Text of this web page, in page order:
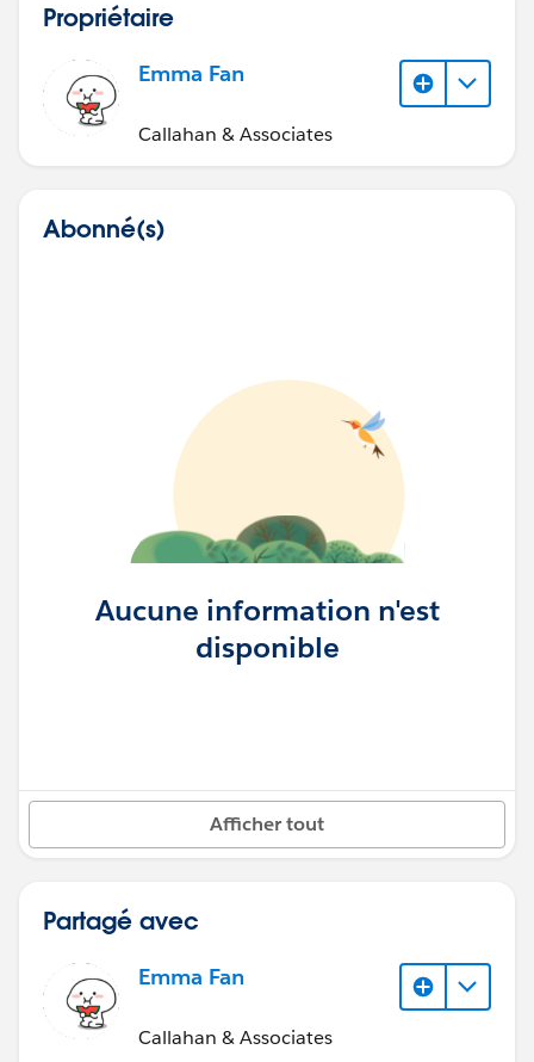
Propriétaire
Emma Fan
Callahan & Associates
Abonné(s)
Aucune information n'est
disponible
Afficher tout
Partagé avec
Emma Fan
Callahan & Associates